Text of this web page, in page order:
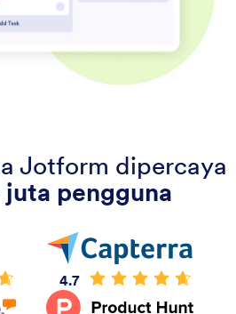
Jotform dipercaya
juta pengguna
4.7